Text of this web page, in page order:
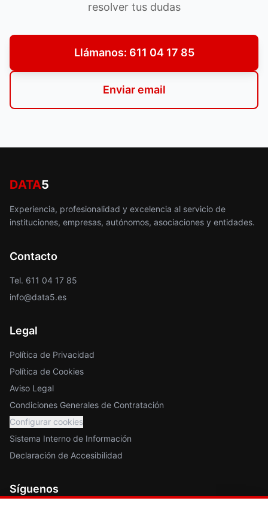
resolver tus dudas
Llámanos: 611 04 17 85
Enviar email
DATA5
Experiencia, profesionalidad y excelencia al servicio de
instituciones, empresas, autónomos, asociaciones y entidades.
Contacto
Tel. 611 04 17 85
info@data5.es
Legal
Política de Privacidad
Política de Cookies
Aviso Legal
Condiciones Generales de Contratación
Configurar cookies
Sistema Interno de Información
Declaración de Accesibilidad
Síguenos